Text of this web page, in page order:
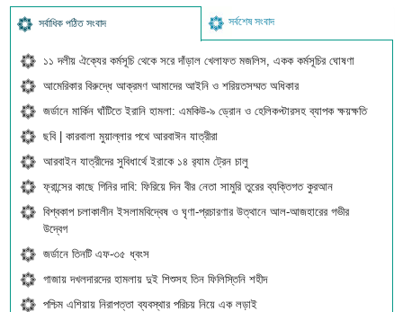
সর্বাধিক পঠিত সংবাদ সর্বশেষ সংবাদ
১১ দলীয় ঐক্যের কর্মসূচি থেকে সরে দাঁড়াল খেলাফত মজলিস, একক কর্মসূচির ঘোষণা
আমেরিকার বিরুদ্ধে আক্রমণ আমাদের আইনি ও শরিয়তসম্মত অধিকার
জর্ডানে মার্কিন ঘাঁটিতে ইরানি হামলা: এমকিউ-৯ ড্রোন ও হেলিকপ্টারসহ ব্যাপক ক্ষয়ক্ষতি
ছবি | কারবালা মুয়াল্লার পথে আরবাঈন যাত্রীরা
আরবাইন যাত্রীদের সুবিধার্থে ইরাকে ১৪ র‍্যাম ট্রেন চালু
ফ্রান্সের কাছে গিনির দাবি: ফিরিয়ে দিন বীর নেতা সামুরি তুরের ব্যক্তিগত কুরআন
বিশ্বকাপ চলাকালীন ইসলামবিদ্বেষ ও ঘৃণা-প্রচারণার উত্থানে আল-আজহারের গভীর
উদ্বেগ
জর্ডানে তিনটি এফ-৩৫ ধ্বংস
গাজায় দখলদারদের হামলায় দুই শিশুসহ তিন ফিলিস্তিনি শহীদ
পশ্চিম এশিয়ায় নিরাপত্তা ব্যবস্থার পরিচয় নিয়ে এক লড়াই